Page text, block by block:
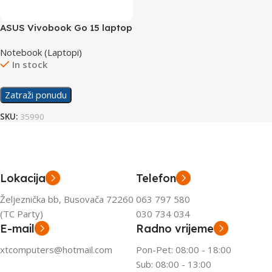
ASUS Vivobook Go 15 laptop
Notebook (Laptopi)
In stock
Zatraži ponudu
SKU: 35990
Lokacija
Željeznička bb, Busovača 72260
(TC Party)
Telefon
063 797 580
030 734 034
E-mail
xtcomputers@hotmail.com
Radno vrijeme
Pon-Pet: 08:00 - 18:00
Sub: 08:00 - 13:00